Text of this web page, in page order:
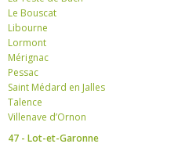
Le Bouscat
Libourne
Lormont
Mérignac
Pessac
Saint Médard en Jalles
Talence
Villenave d’Ornon
47 - Lot-et-Garonne